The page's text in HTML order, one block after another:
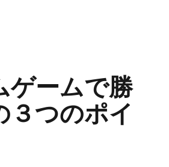
ゲームで勝
３つのポイ